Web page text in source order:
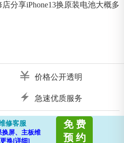
分享iPhone13换原装电池大概多
价格公开透明
急速优质服务
修客服
换屏、主板维
换[详细]
免 费
预 约